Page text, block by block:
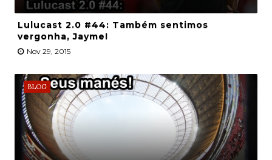
Lulucast 2.0 #44: Também sentimos
vergonha, Jayme!
Nov 29, 2015
BLOG